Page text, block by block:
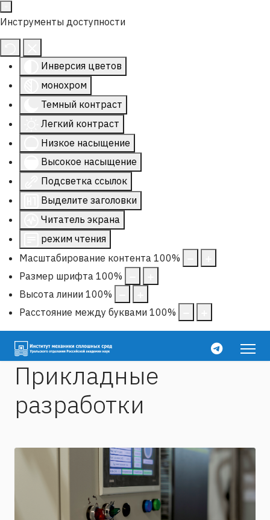
Инструменты доступности
Инверсия цветов
монохром
Темный контраст
Легкий контраст
Низкое насыщение
Высокое насыщение
Подсветка ссылок
Выделите заголовки
Читатель экрана
режим чтения
Масштабирование контента 100%
Размер шрифта 100%
Высота линии 100%
Расстояние между буквами 100%
Прикладные
разработки